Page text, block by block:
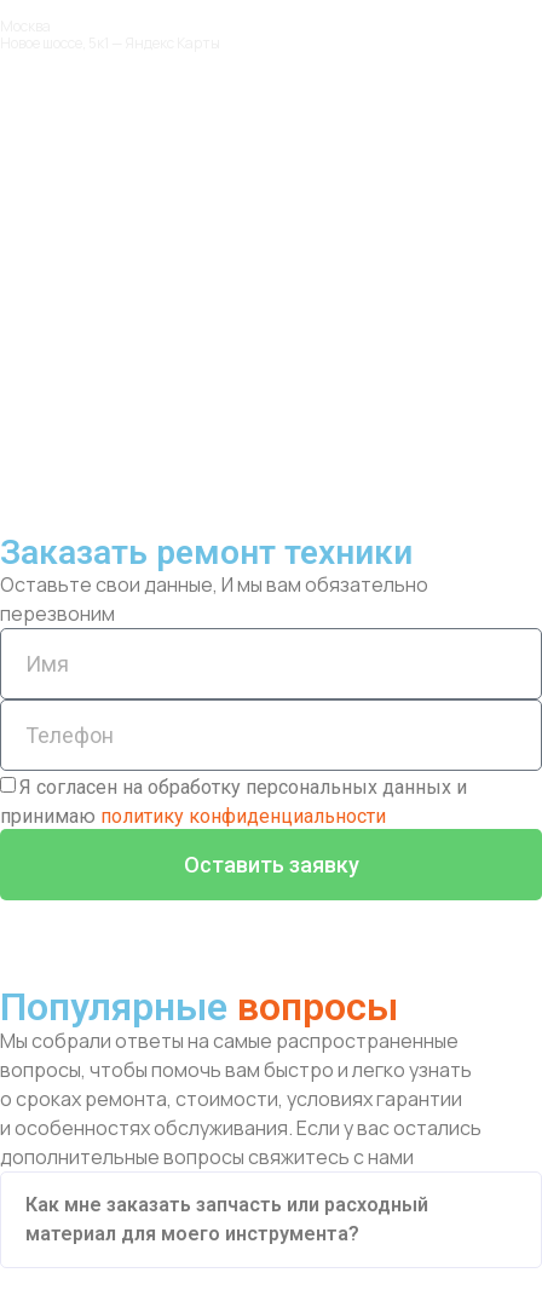
Заказать ремонт техники
Оставьте свои данные, И мы вам обязательно
перезвоним
Я согласен на обработку персональных данных и
принимаю политику конфиденциальности
Оставить заявку
Популярные вопросы
Мы собрали ответы на самые распространенные
вопросы, чтобы помочь вам быстро и легко узнать
о сроках ремонта, стоимости, условиях гарантии
и особенностях обслуживания. Если у вас остались
дополнительные вопросы свяжитесь с нами
Как мне заказать запчасть или расходный
материал для моего инструмента?